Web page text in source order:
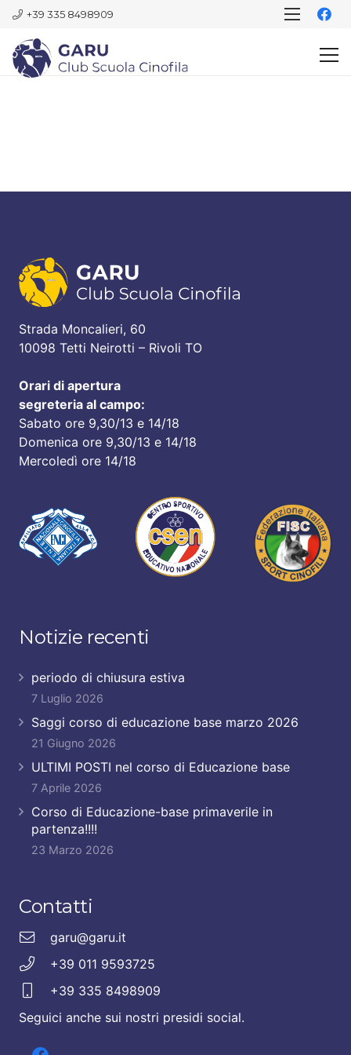
+39 335 8498909
Strada Moncalieri, 60
10098 Tetti Neirotti – Rivoli TO
Orari di apertura
segreteria al campo:
Sabato ore 9,30/13 e 14/18
Domenica ore 9,30/13 e 14/18
Mercoledì ore 14/18
Notizie recenti
periodo di chiusura estiva
7 Luglio 2026
Saggi corso di educazione base marzo 2026
21 Giugno 2026
ULTIMI POSTI nel corso di Educazione base
7 Aprile 2026
Corso di Educazione-base primaverile in
partenza!!!!
23 Marzo 2026
Contatti
garu@garu.it
+39 011 9593725
+39 335 8498909
Seguici anche sui nostri presidi social.